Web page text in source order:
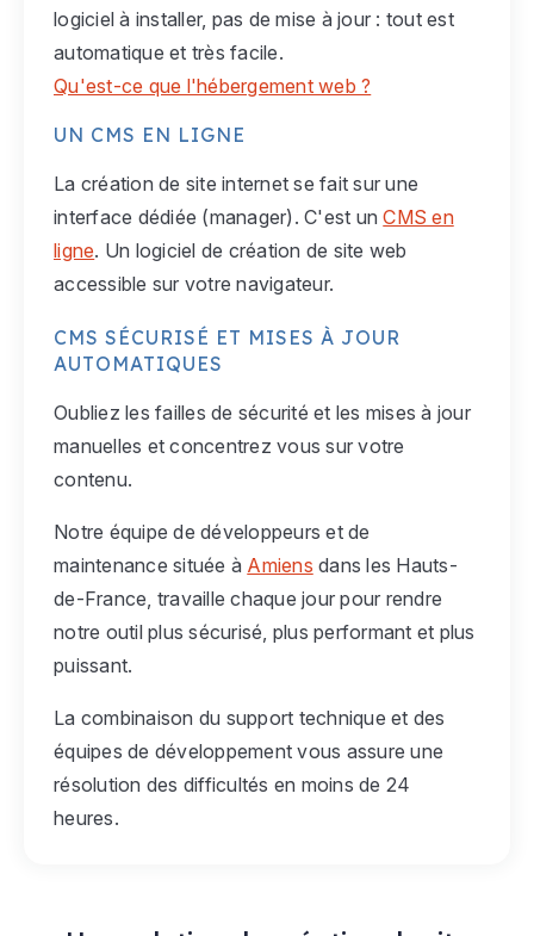
logiciel à installer, pas de mise à jour : tout est
automatique et très facile.
Qu'est-ce que l'hébergement web ?
UN CMS EN LIGNE
La création de site internet se fait sur une
interface dédiée (manager). C'est unCMS en
ligne. Un logiciel de création de site web
accessible sur votre navigateur.
CMS SÉCURISÉ ET MISES À JOUR
AUTOMATIQUES
Oubliez les failles de sécurité et les mises à jour
manuelles et concentrez vous sur votre
contenu.
Notre équipe de développeurs et de
maintenance située à Amiens dans les Hauts-
de-France, travaille chaque jour pour rendre
notre outil plus sécurisé, plus performant et plus
puissant.
La combinaison du support technique et des
équipes de développement vous assure une
résolution des difficultés en moins de 24
heures.